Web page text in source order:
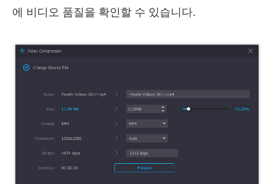
에 비디오 품질을 확인할 수 있습니다.